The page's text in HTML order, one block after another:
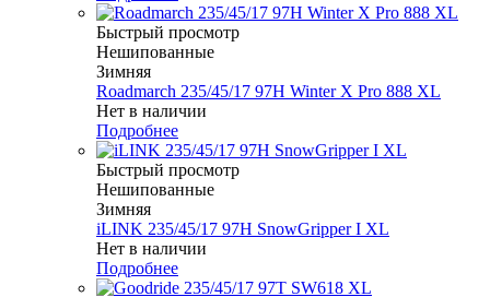
Быстрый просмотр
Нешипованные
Зимняя
Roadmarch 235/45/17 97H Winter X Pro 888 XL
Нет в наличии
Подробнее
Быстрый просмотр
Нешипованные
Зимняя
iLINK 235/45/17 97H SnowGripper I XL
Нет в наличии
Подробнее